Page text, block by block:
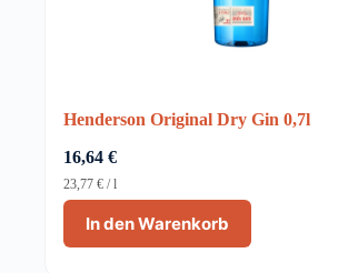
Henderson Original Dry Gin 0,7l
16,64 €
In den Warenkorb
23,77 € /l